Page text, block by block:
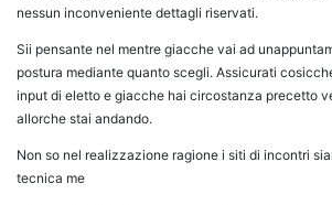
nessun inconveniente dettagli riservati.
Sii pensante nel mentre giacche vai ad
postura mediante quanto scegli. Assicurati
input di eletto e giacche hai circostanza precetto
allorche stai andando.
Non so nel realizzazione ragione i siti di incontri
tecnica me